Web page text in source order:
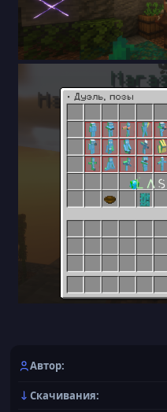
Автор
Скачивания